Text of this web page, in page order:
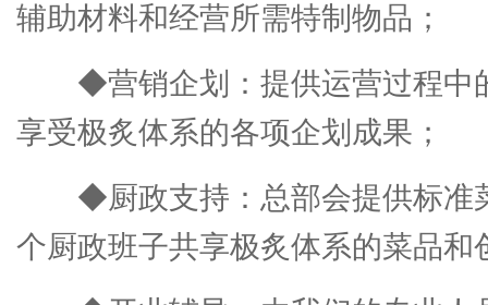
辅助材料和经营所需特制物品；
◆营销企划：提供运营过程中
享受极炙体系的各项企划成果；
◆厨政支持：总部会提供标准
个厨政班子共享极炙体系的菜品和